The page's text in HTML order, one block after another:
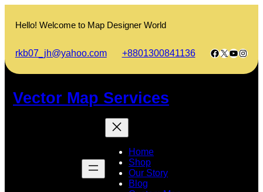
content
Hello! Welcome to Map Designer World
rkb07_jh@yahoo.com +8801300841136 Facebook
X
Vector Map Services
Home
Shop
Our Story
Blog